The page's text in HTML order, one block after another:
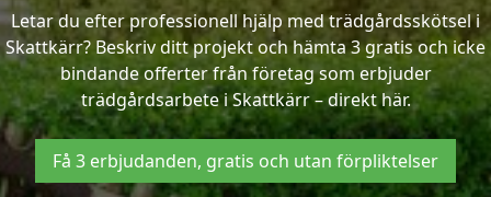
Letar du efter professionell hjälp med trädgårdsskötsel i
Skattkärr? Beskriv ditt projekt och hämta 3 gratis och icke
bindande offerter från företag som erbjuder
trädgårdsarbete i Skattkärr – direkt här.
Få 3 erbjudanden, gratis och utan förpliktelser